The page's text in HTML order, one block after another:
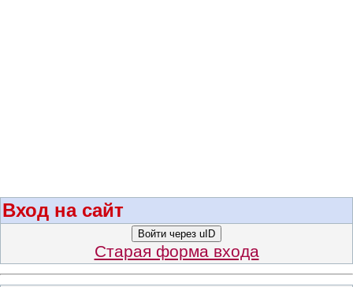
Вход на сайт
Войти через uID
Старая форма входа